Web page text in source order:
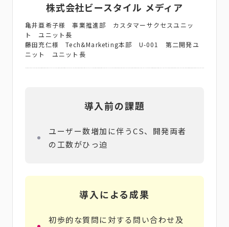
株式会社ビースタイル メディア
亀井亜希子様 事業推進部 カスタマーサクセスユニッ
ト ユニット長
藤田充仁様 Tech&Marketing本部 U-001 第二開発ユ
ニット ユニット長
導入前の課題
ユーザー数増加に伴うCS、開発両者
の工数がひっ迫
導入による成果
初歩的な質問に対する問い合わせ及